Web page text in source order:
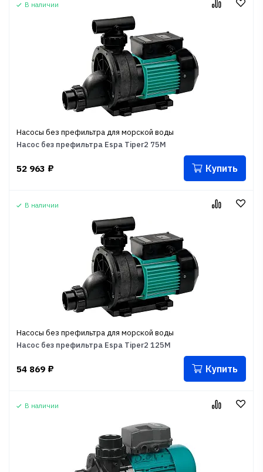
В наличии
Насосы без префильтра для морской воды
Насос без префильтра Espa Tiper2 75M
52 963 ₽ Купить
В наличии
Насосы без префильтра для морской воды
Насос без префильтра Espa Tiper2 125M
54 869 ₽ Купить
В наличии